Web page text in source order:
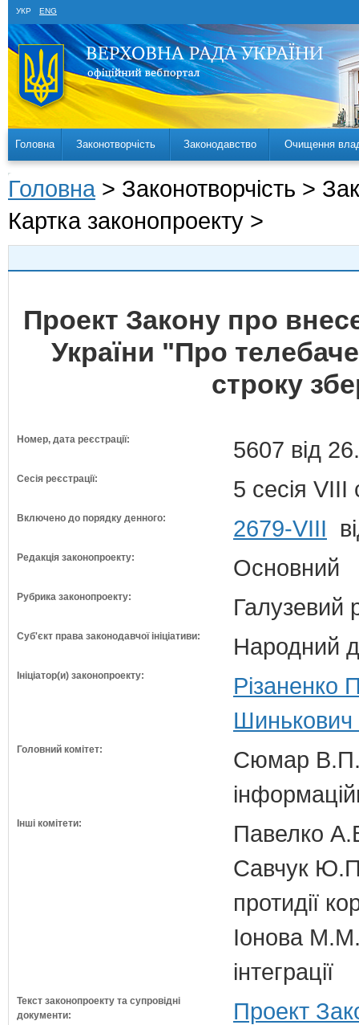
УКР ENG
Головна Законотворчість Законодавство Очищення
Головна > Законотворчість >
Картка законопроекту >
Проект Закону про
України "Про
строку
Номер, дата реєстрації: 5607 від
Сесія реєстрації: 5 сесія VIII
Включено до порядку денного: 2679-VIII
Редакція законопроекту: Основний
Рубрика законопроекту: Галузевий
Суб'єкт права законодавчої ініціативи: Народний
Ініціатор(и) законопроекту:
Різаненко
Шинькович
Головний комітет:
Сюмар В.П.
Інші комітети:
Павелко
Савчук Ю.П.
протидії
Іонова М.М.
інтеграції
Текст законопроекту та супровідні
документи:
Проект